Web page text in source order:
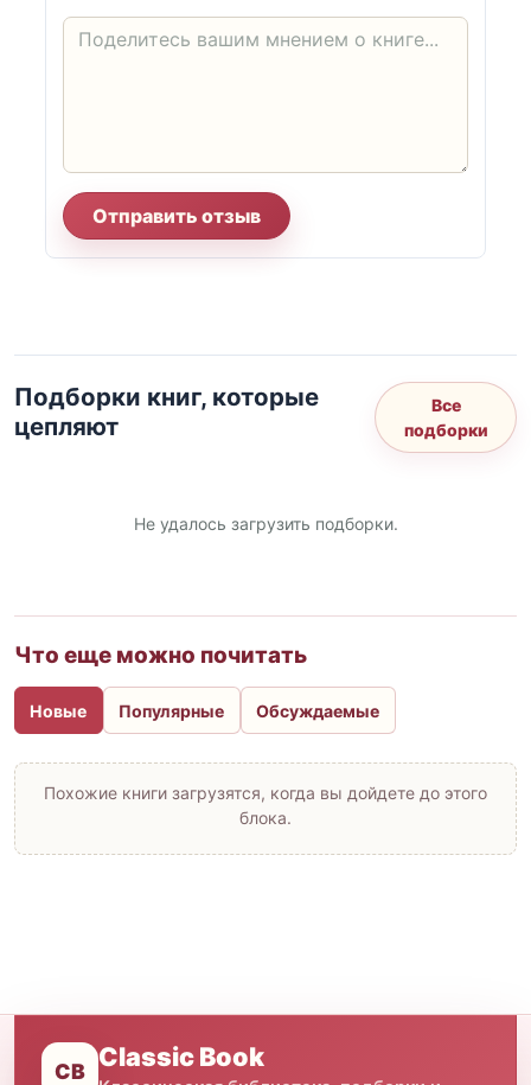
Отправить отзыв
Подборки книг, которые
цепляют
Все
подборки
Не удалось загрузить подборки.
Что еще можно почитать
Новые Популярные Обсуждаемые
Похожие книги загрузятся, когда вы дойдете до этого
блока.
CB Classic Book